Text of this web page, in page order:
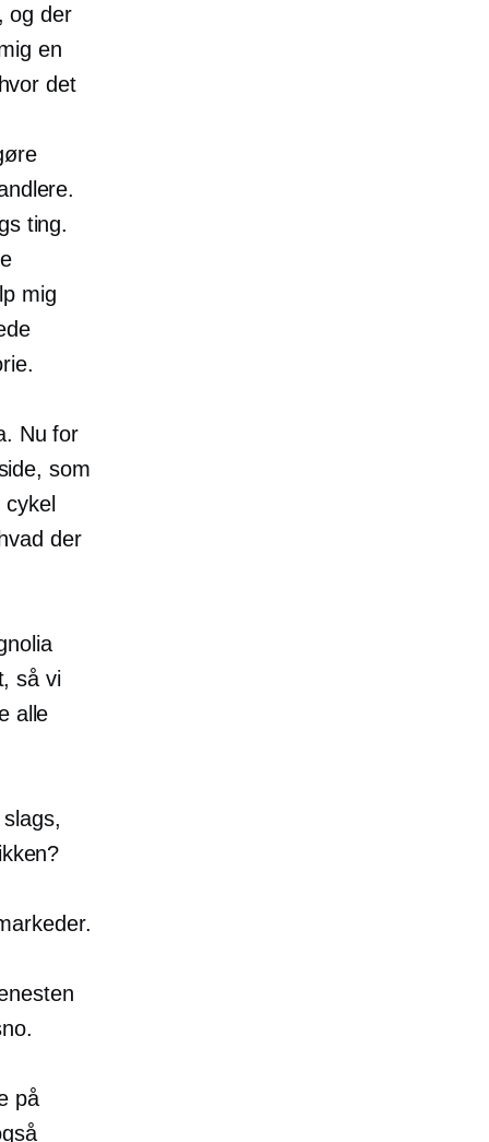
og der
en
det
ting.
mig
Nu for
som
cykel
der
så vi
alle
på